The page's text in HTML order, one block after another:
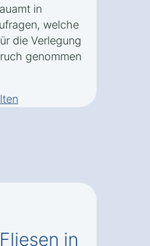
in
welche
die Verlegung
genommen
in